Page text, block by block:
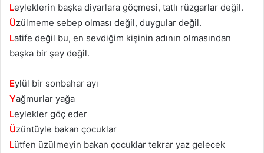
Leyleklerin başka diyarlara göçmesi, tatlı rüzgarlar değil.
Üzülmeme sebep olması değil, duygular değil.
Latife değil bu, en sevdiğim kişinin adının olmasından
başka bir şey değil.
Eylül bir sonbahar ayı
Yağmurlar yağa
Leylekler göç eder
Üzüntüyle bakan çocuklar
Lütfen üzülmeyin bakan çocuklar tekrar yaz gelecek